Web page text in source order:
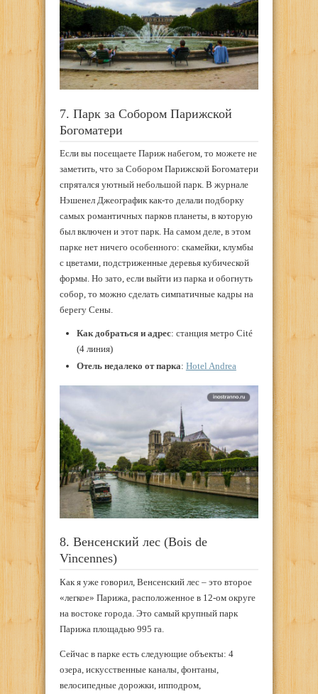
7. Парк за Собором Парижской
Богоматери
Если вы посещаете Париж набегом, то можете не
заметить, что за Собором Парижской Богоматери
спрятался уютный небольшой парк. В журнале
Нэшенел Джеографик как-то делали подборку
самых романтичных парков планеты, в которую
был включен и этот парк. На самом деле, в этом
парке нет ничего особенного: скамейки, клумбы
с цветами, подстриженные деревья кубической
формы. Но зато, если выйти из парка и обогнуть
собор, то можно сделать симпатичные кадры на
берегу Сены.
Как добраться и адрес: станция метро Cité
(4 линия)
Отель недалеко от парка: Hotel Andrea
8. Венсенский лес (Bois de
Vincennes)
Как я уже говорил, Венсенский лес – это второе
«легкое» Парижа, расположенное в 12-ом округе
на востоке города. Это самый крупный парк
Парижа площадью 995 га.
Сейчас в парке есть следующие объекты: 4
озера, искусственные каналы, фонтаны,
велосипедные дорожки, ипподром,